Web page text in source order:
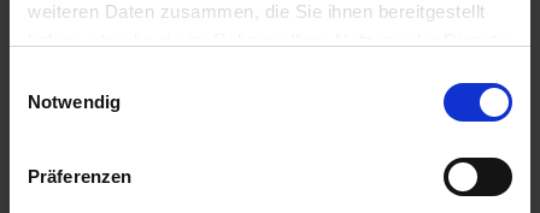
weiteren Daten zusammen, die Sie ihnen bereitgestellt
Notwendig
Präferenzen